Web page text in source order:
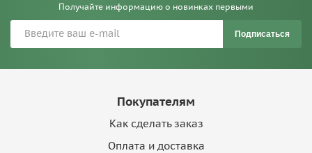
Получайте информацию о новинках первыми
Подписаться
Покупателям
Как сделать заказ
Оплата и доставка